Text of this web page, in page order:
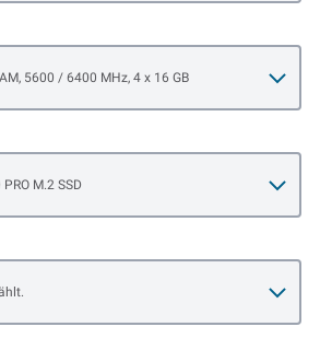
5600 / 6400 MHz, 4 x 16 GB
M.2 SSD